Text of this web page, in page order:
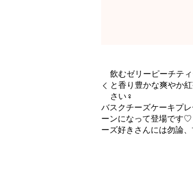
飲むゼリーピーチテ
と香り豊かな爽やか
さい‍♀️
バスクチーズケーキプ
ーンになって登場です♡
ーズ好きさんには勿論